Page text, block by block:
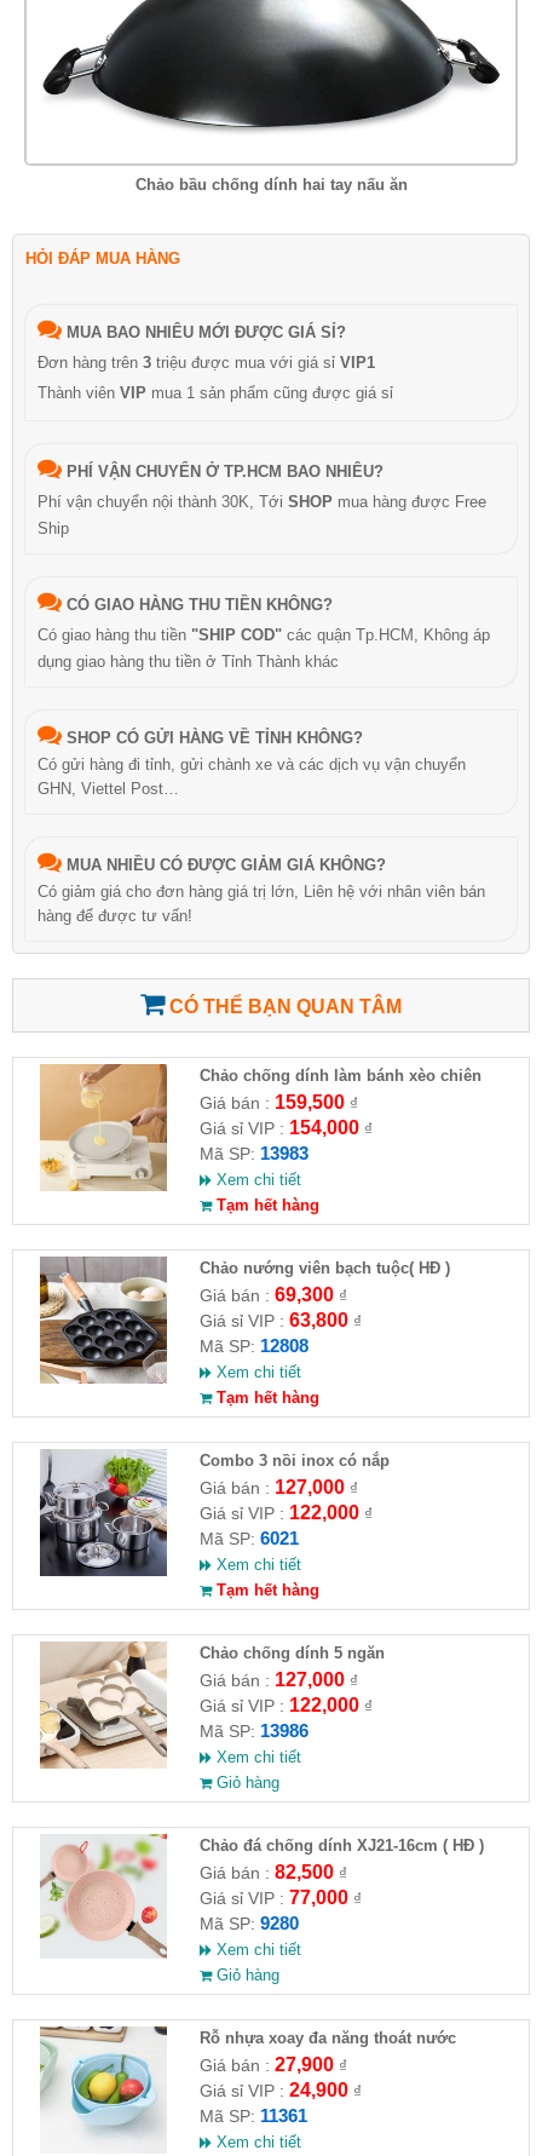
Chảo bầu chống dính hai tay nấu ăn
HỎI ĐÁP MUA HÀNG
MUA BAO NHIÊU MỚI ĐƯỢC GIÁ SỈ?
Đơn hàng trên 3 triệu được mua với giá sỉ VIP1
Thành viên VIP mua 1 sản phẩm cũng được giá sỉ
PHÍ VẬN CHUYỂN Ở TP.HCM BAO NHIÊU?
Phí vận chuyển nội thành 30K, Tới SHOP mua hàng được Free
Ship
CÓ GIAO HÀNG THU TIỀN KHÔNG?
Có giao hàng thu tiền "SHIP COD" các quận Tp.HCM, Không áp
dụng giao hàng thu tiền ở Tỉnh Thành khác
SHOP CÓ GỬI HÀNG VỀ TỈNH KHÔNG?
Có gửi hàng đi tỉnh, gửi chành xe và các dịch vụ vận chuyển
GHN, Viettel Post…
MUA NHIỀU CÓ ĐƯỢC GIẢM GIÁ KHÔNG?
Có giảm giá cho đơn hàng giá trị lớn, Liên hệ với nhân viên bán
hàng để được tư vấn!
CÓ THỂ BẠN QUAN TÂM
Chảo chống dính làm bánh xèo chiên
trứng loại tròn ( HĐ )
Giá bán : 159,500₫
Giá sỉ VIP : 154,000₫
Mã SP: 13983
Xem chi tiết
Tạm hết hàng
Chảo nướng viên bạch tuộc( HĐ )
Giá bán : 69,300₫
Giá sỉ VIP : 63,800₫
Mã SP: 12808
Xem chi tiết
Tạm hết hàng
Combo 3 nồi inox có nắp
Giá bán : 127,000₫
Giá sỉ VIP : 122,000₫
Mã SP: 6021
Xem chi tiết
Tạm hết hàng
Chảo chống dính 5 ngăn
Giá bán : 127,000₫
Giá sỉ VIP : 122,000₫
Mã SP: 13986
Xem chi tiết
Giỏ hàng
Chảo đá chống dính XJ21-16cm ( HĐ )
Giá bán : 82,500₫
Giá sỉ VIP : 77,000₫
Mã SP: 9280
Xem chi tiết
Giỏ hàng
Rỗ nhựa xoay đa năng thoát nước
Giá bán : 27,900₫
Giá sỉ VIP : 24,900₫
Mã SP: 11361
Xem chi tiết